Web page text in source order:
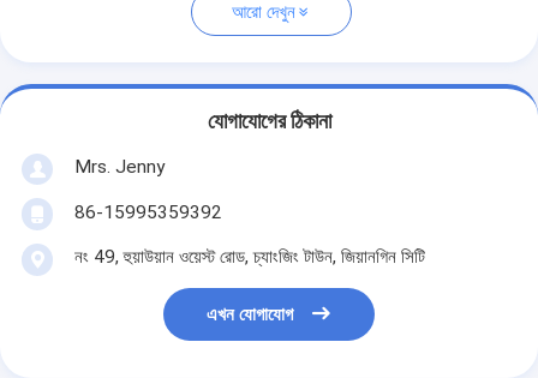
আরো দেখুন
যোগাযোগের ঠিকানা
Mrs. Jenny
86-15995359392
নং 49, হুয়াউয়ান ওয়েস্ট রোড, চ্যাংজিং টাউন, জিয়ানগিন সিটি
এখন যোগাযোগ